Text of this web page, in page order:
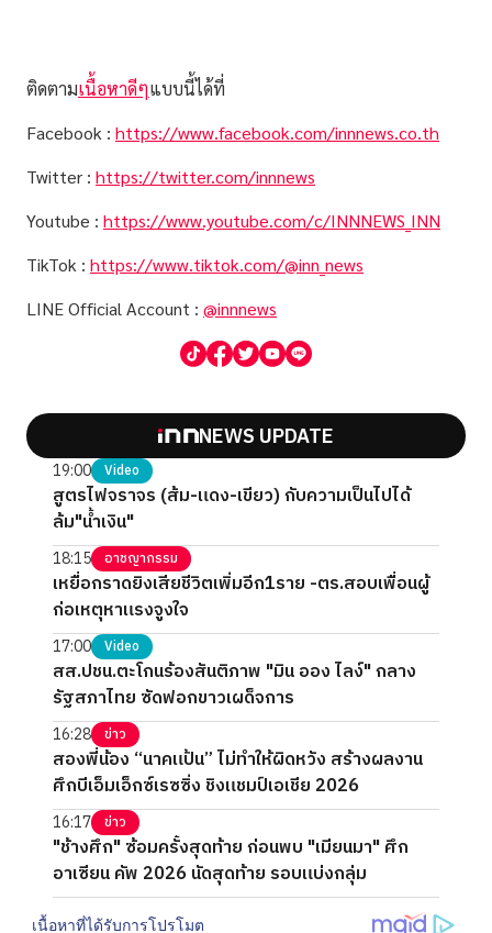
ติดตามเนื้อหาดีๆแบบนี้ได้ที่
Facebook : https://www.facebook.com/innnews.co.th
Twitter : https://twitter.com/innnews
Youtube : https://www.youtube.com/c/INNNEWS_INN
TikTok : https://www.tiktok.com/@inn_news
LINE Official Account : @innnews
NEWS UPDATE
19:00 Video
สูตรไฟจราจร (ส้ม-แดง-เขียว) กับความเป็นไปได้
ล้ม"น้ำเงิน"
18:15 อาชญากรรม
เหยื่อกราดยิงเสียชีวิตเพิ่มอีก1ราย -ตร.สอบเพื่อนผู้
ก่อเหตุหาแรงจูงใจ
17:00 Video
สส.ปชน.ตะโกนร้องสันติภาพ "มิน ออง ไลง์" กลาง
รัฐสภาไทย ซัดฟอกขาวเผด็จการ
16:28 ข่าว
สองพี่น้อง “นาคแป้น” ไม่ทำให้ผิดหวัง สร้างผลงาน
ศึกบีเอ็มเอ็กซ์เรซซิ่ง ชิงแชมป์เอเชีย 2026
16:17 ข่าว
"ช้างศึก" ซ้อมครั้งสุดท้าย ก่อนพบ "เมียนมา" ศึก
อาเซียน คัพ 2026 นัดสุดท้าย รอบแบ่งกลุ่ม